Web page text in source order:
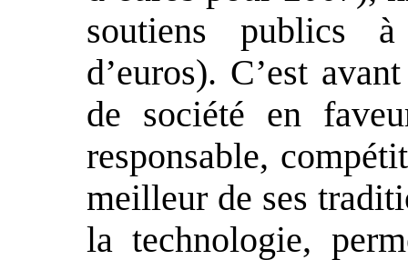
soutiens publics
d’euros). C’est
de société en
responsable,
meilleur de ses
la technologie,